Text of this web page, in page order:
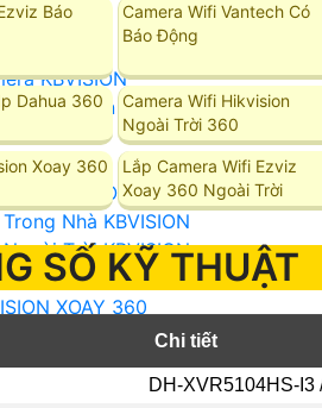
KBVISION
KBvision
KBVISION
Nhà KBVISION
Trời KBVISION
XOAY 360
2.0 MP
4.0 MP
8.0 MP
Báo
Camera Wifi Vantech Có
Báo Động
Dahua 360
Camera Wifi Hikvision
Ngoài Trời 360
Xoay 360
Lắp Camera Wifi Ezviz
Xoay 360 Ngoài Trời
SỐ KỸ THUẬT
Chi tiết
DH‑XVR5104HS‑I3